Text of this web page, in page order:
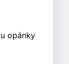
opánky